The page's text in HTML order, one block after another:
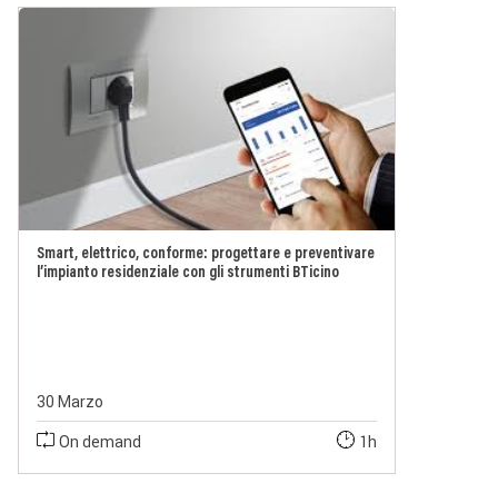
Smart, elettrico, conforme: progettare e preventivare
l’impianto residenziale con gli strumenti BTicino
30 Marzo
On demand
1h